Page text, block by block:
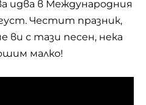
идва в Международния
Честит празник,
ви с тази песен, нека
малко!